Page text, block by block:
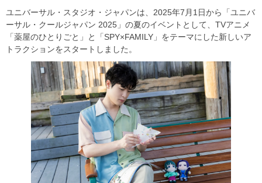
ユニバーサル・スタジオ・ジャパンは、2025年7月1日から「ユニバ
ーサル・クールジャパン 2025」の夏のイベントとして、TVアニメ
「薬屋のひとりごと」と「SPY×FAMILY」をテーマにした新しいア
トラクションをスタートしました。